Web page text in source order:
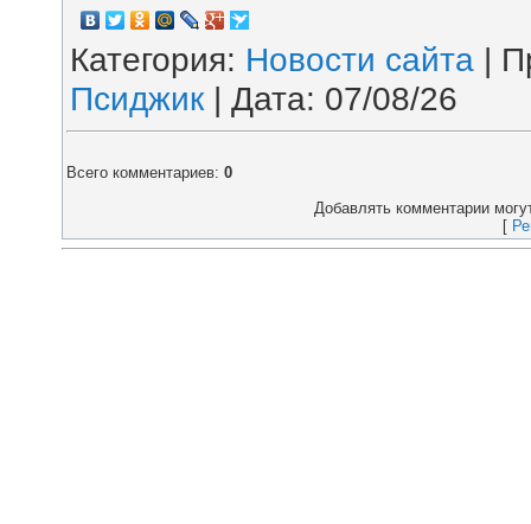
Категория: Новости сайта |
Псиджик | Дата: 07/08/26
Всего комментариев: 0
Добавлять комментарии
[